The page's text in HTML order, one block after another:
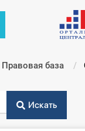
Правовая база
Искать